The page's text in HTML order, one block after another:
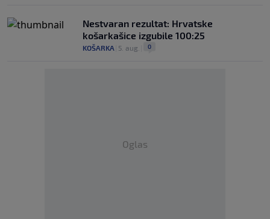
Nestvaran rezultat: Hrvatske
košarkašice izgubile 100:25
KOŠARKA 5. aug. 0
Oglas